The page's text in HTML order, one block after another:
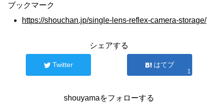
ブックマーク
https://shouchan.jp/single-lens-reflex-camera-storage/
シェアする
Twitter はてブ
1
shouyamaをフォローする